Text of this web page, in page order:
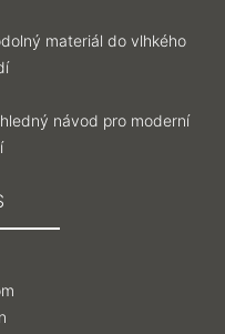
materiál do vlhkého
návod pro moderní